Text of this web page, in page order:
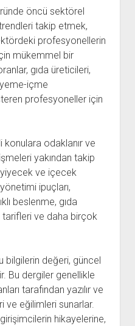
öncü sektörel
takip etmek,
profesyonellerin
mükemmel bir
gıda üreticileri,
içme
profesyoneller için
odaklanır ve
yakından takip
yiyecek ve içecek
ipuçları,
beslenme, gıda
tarifleri ve daha birçok
bilgilerin değeri, güncel
Bu dergiler genellikle
tarafından yazılır ve
ve eğilimleri sunarlar.
hikayelerine,